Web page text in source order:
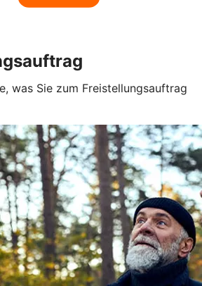
was Sie zum Freistellungsauftrag